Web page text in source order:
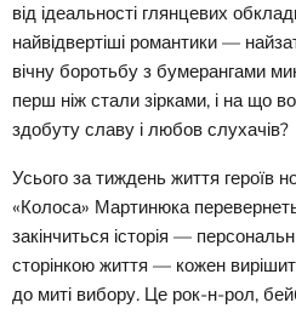
від ідеальності глянцевих
найвідвертіші романтики —
вічну боротьбу з бумерангами
перш ніж стали зірками, і на що
здобуту славу і любов слухачів?
Усього за тиждень життя героїв
«Колоса» Мартинюка
закінчиться історія —
сторінкою життя — кожен
до миті вибору. Це рок-н-рол,